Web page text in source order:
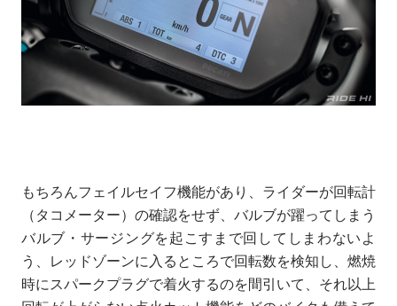
もちろんフェイルセイフ機能があり、ライダーが回転計
（タコメーター）の確認をせず、バルブが躍ってしまう
バルブ・サージングを起こすまで回してしまわないよ
う、レッドゾーンに入るところで回転数を検知し、燃焼
時にスパークプラグで着火するのを間引いて、それ以上